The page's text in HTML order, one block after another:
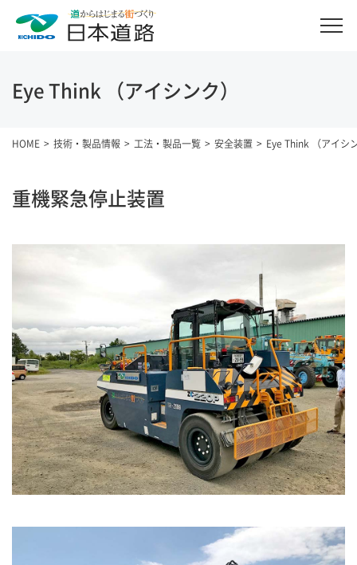
Eye Think （アイシンク）
HOME 技術・製品情報 工法・製品一覧 安全装置 Eye Think （アイシ
重機緊急停止装置